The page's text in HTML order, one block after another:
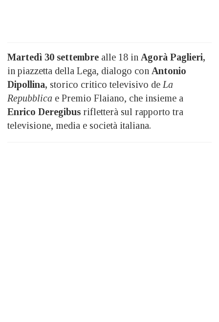
Martedì 30 settembre alle 18 in Agorà Paglieri,
in piazzetta della Lega, dialogo con Antonio
Dipollina, storico critico televisivo de La
Repubblica e Premio Flaiano, che insieme a
Enrico Deregibus rifletterà sul rapporto tra
televisione, media e società italiana.